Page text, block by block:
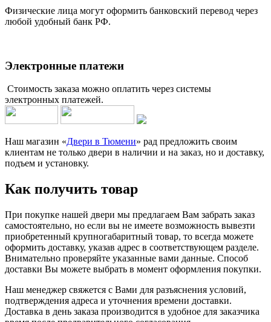
Физические лица могут оформить банковский перевод через
любой удобный банк РФ.
Электронные платежи
Стоимость заказа можно оплатить через системы
электронных платежей.
Наш магазин «Двери в Тюмени» рад предложить своим
клиентам не только двери в наличии и на заказ, но и доставку,
подъем и установку.
Как получить товар
При покупке нашей двери мы предлагаем Вам забрать заказ
самостоятельно, но если вы не имеете возможность вывезти
приобретенный крупногабаритный товар, то всегда можете
оформить доставку, указав адрес в соответствующем разделе.
Внимательно проверяйте указанные вами данные. Способ
доставки Вы можете выбрать в момент оформления покупки.
Наш менеджер свяжется с Вами для разъяснения условий,
подтверждения адреса и уточнения времени доставки.
Доставка в день заказа производится в удобное для заказчика